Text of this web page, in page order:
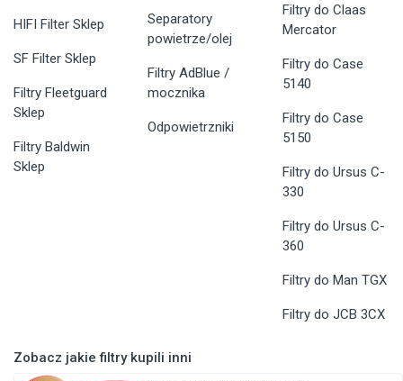
HIFI Filter Sklep
SF Filter Sklep
Filtry Fleetguard
Sklep
Filtry Baldwin
Sklep
Separatory
powietrze/olej
Filtry AdBlue /
mocznika
Odpowietrzniki
Filtry do Claas
Mercator
Filtry do Case
5140
Filtry do Case
5150
Filtry do Ursus C-
330
Filtry do Ursus C-
360
Filtry do Man TGX
Filtry do JCB 3CX
Zobacz jakie filtry kupili inni